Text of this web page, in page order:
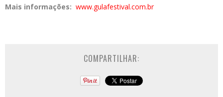
Mais informações: www.gulafestival.com.br
COMPARTILHAR: